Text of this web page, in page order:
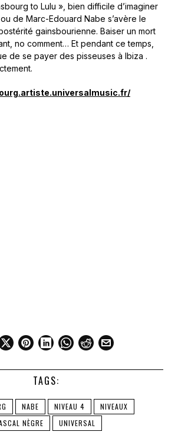
to Lulu », bien difficile d’imaginer
de Marc-Edouard Nabe s’avère le
gainsbourienne. Baiser un mort
no comment… Et pendant ce temps,
de se payer des pisseuses à Ibiza .
TAGS:
NABE NIVEAU 4
NIVEAUX
NÈGRE
UNIVERSAL